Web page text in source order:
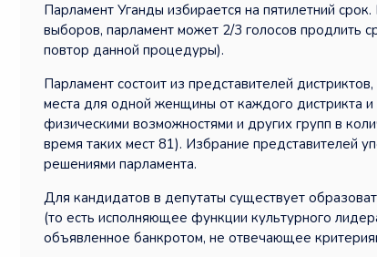
Парламент Уганды избирается на пятилетний
выборов, парламент может 2/3 голосов продлить
повтор данной процедуры).
Парламент состоит из представителей
места для одной женщины от каждого дистрикта
физическими возможностями и других групп в
время таких мест 81). Избрание представителей
решениями парламента.
Для кандидатов в депутаты существует
(то есть исполняющее функции культурного
объявленное банкротом, не отвечающее